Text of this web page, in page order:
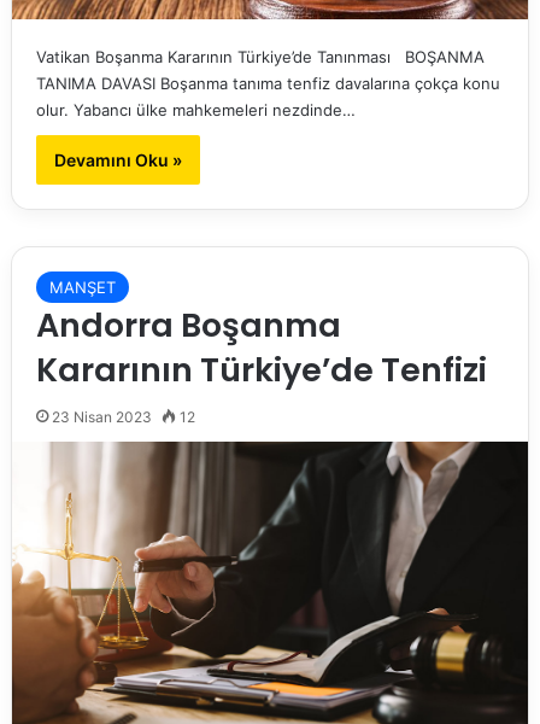
Vatikan Boşanma Kararının Türkiye’de Tanınması BOŞANMA
TANIMA DAVASI Boşanma tanıma tenfiz davalarına çokça konu
olur. Yabancı ülke mahkemeleri nezdinde…
Devamını Oku »
MANŞET
Andorra Boşanma
Kararının Türkiye’de Tenfizi
23 Nisan 2023 12